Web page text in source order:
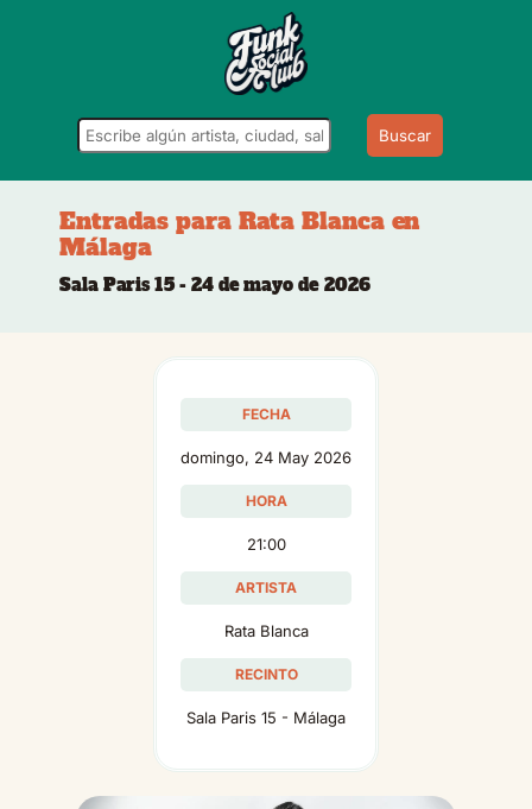
Buscar
Entradas para Rata Blanca en
Málaga
Sala Paris 15 - 24 de mayo de 2026
FECHA
domingo, 24 May 2026
HORA
21:00
ARTISTA
Rata Blanca
RECINTO
Sala Paris 15 - Málaga